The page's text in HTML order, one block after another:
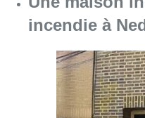
06 août 2026Consulter